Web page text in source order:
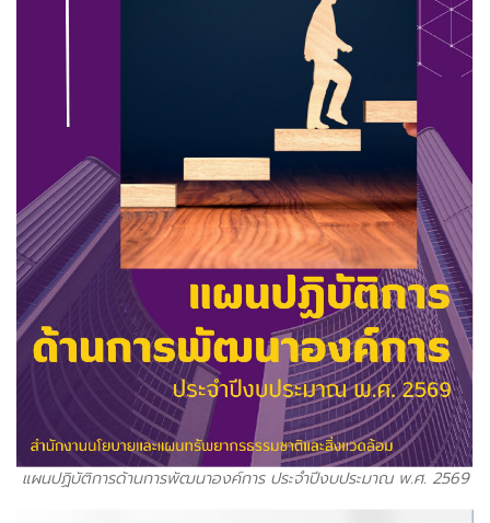
แผนปฏิบัติการด้านการพัฒนาองค์การ ประจำปีงบประมาณ พ.ศ. 2569